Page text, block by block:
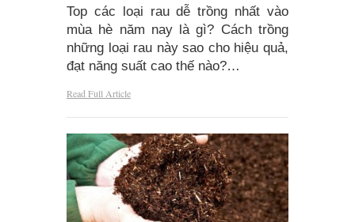
Top các loại rau dễ trồng nhất vào
mùa hè năm nay là gì? Cách trồng
những loại rau này sao cho hiệu quả,
đạt năng suất cao thế nào?…
Read Full Article